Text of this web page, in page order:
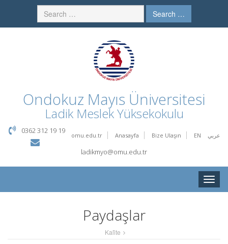
Search …
Ondokuz Mayıs Üniversitesi
Ladik Meslek Yüksekokulu
omu.edu.tr Anasayfa Bize Ulaşın EN عربي
0362 312 19 19
ladikmyo@omu.edu.tr
Toggle
Paydaşlar
Kali̇te